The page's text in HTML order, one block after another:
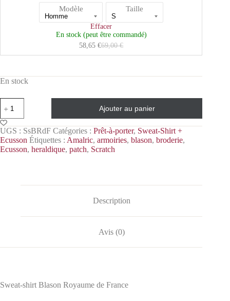
Modèle Taille
Effacer
En stock (peut être commandé)
69,00€
58,65€
En stock
Ajouter au panier
UGS : SsBRdF Catégories : Prêt-à-porter, Sweat-Shirt +
Ecusson Étiquettes : Amalric, armoiries, blason, broderie,
Ecusson, heraldique, patch, Scratch
Description
Avis (0)
Sweat-shirt Blason Royaume de France